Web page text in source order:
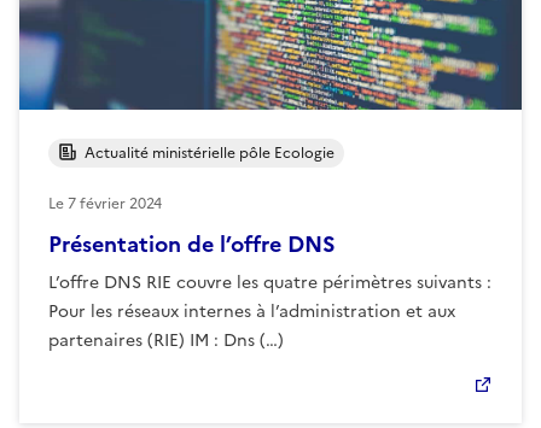
Présentation de l’offre DNS
L’offre DNS RIE couvre les quatre périmètres suivants :
Pour les réseaux internes à l’administration et aux
partenaires (RIE) IM : Dns (…)
Actualité ministérielle pôle Ecologie
Le7 février 2024